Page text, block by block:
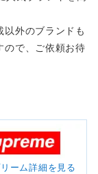
外のブランドも
ので、ご依頼お待
ーム詳細を見る